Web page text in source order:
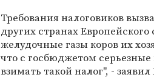
Требования налоговиков
других странах Европейского
желудочные газы коров их
что с госбюджетом
взимать такой налог", -